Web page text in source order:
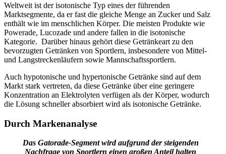
Weltweit ist der isotonische Typ eines der führenden
Marktsegmente, da er fast die gleiche Menge an Zucker und Salz
enthält wie im menschlichen Körper. Die meisten Produkte wie
Powerade, Lucozade und andere fallen in die isotonische
Kategorie. Darüber hinaus gehört diese Getränkeart zu den
bevorzugten Getränken von Sportlern, insbesondere von Mittel-
und Langstreckenläufern sowie Mannschaftssportlern.
Auch hypotonische und hypertonische Getränke sind auf dem
Markt stark vertreten, da diese Getränke über eine geringere
Konzentration an Elektrolyten verfügen als der Körper, wodurch
die Lösung schneller absorbiert wird als isotonische Getränke.
Durch Markenanalyse
Das Gatorade-Segment wird aufgrund der steigenden
Nachfrage von Sportlern einen großen Anteil halten